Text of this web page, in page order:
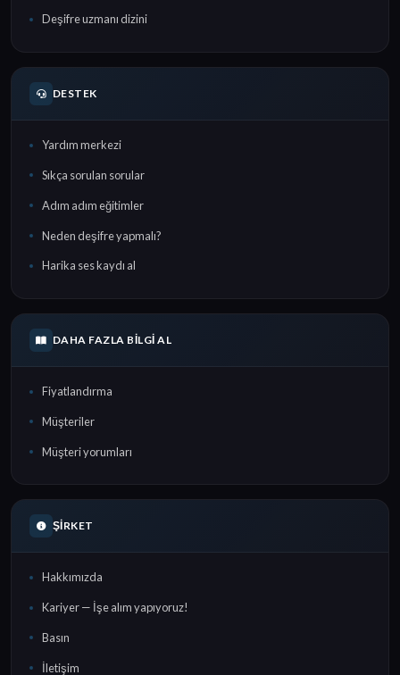
Deşifre uzmanı dizini
DESTEK
Yardım merkezi
Sıkça sorulan sorular
Adım adım eğitimler
Neden deşifre yapmalı?
Harika ses kaydı al
DAHA FAZLA BILGI AL
Fiyatlandırma
Müşteriler
Müşteri yorumları
ŞIRKET
Hakkımızda
Kariyer — İşe alım yapıyoruz!
Basın
İletişim